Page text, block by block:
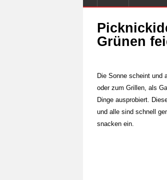
Grünen
Die Sonne scheint und
oder zum Grillen, als
Dinge ausprobiert.
und alle sind schnell
snacken ein.